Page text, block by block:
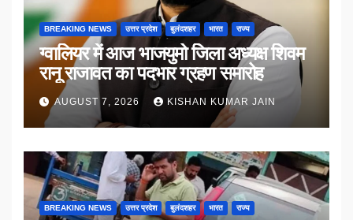
BREAKING NEWS उत्तर प्रदेश बुलंदशहर भारत राज्य
ग्वालियर में आज भाजयुमो जिला अध्यक्ष शिवम
रानू राजावत का पदभार ग्रहण समारोह
AUGUST 7, 2026 KISHAN KUMAR JAIN
BREAKING NEWS उत्तर प्रदेश बुलंदशहर भारत राज्य